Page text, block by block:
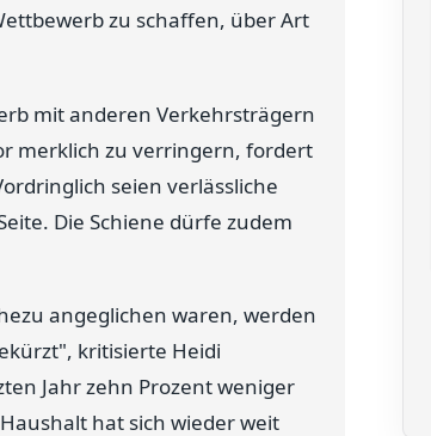
zu schaffen, über Art
mit anderen Verkehrsträgern
merklich zu verringern, fordert
seien verlässliche
Die Schiene dürfe zudem
angeglichen waren, werden
kritisierte Heidi
Jahr zehn Prozent weniger
hat sich wieder weit